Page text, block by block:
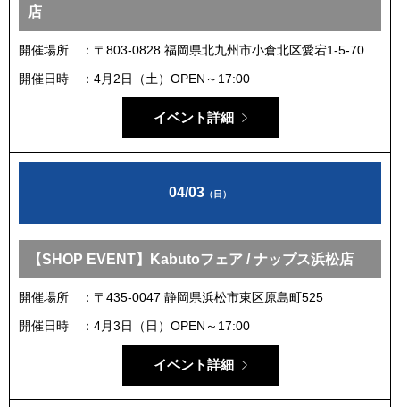
店
開催場所
〒803-0828 福岡県北九州市小倉北区愛宕1-5-70
開催日時
4月2日（土）OPEN～17:00
イベント詳細
04/03 （日）
【SHOP EVENT】Kabutoフェア / ナップス浜松店
開催場所
〒435-0047 静岡県浜松市東区原島町525
開催日時
4月3日（日）OPEN～17:00
イベント詳細